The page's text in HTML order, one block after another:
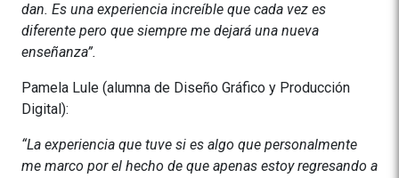
dan. Es una experiencia increíble que cada vez es
diferente pero que siempre me dejará una nueva
enseñanza”.
Pamela Lule (alumna de Diseño Gráfico y Producción
Digital):
“La experiencia que tuve si es algo que personalmente
me marco por el hecho de que apenas estoy regresando a